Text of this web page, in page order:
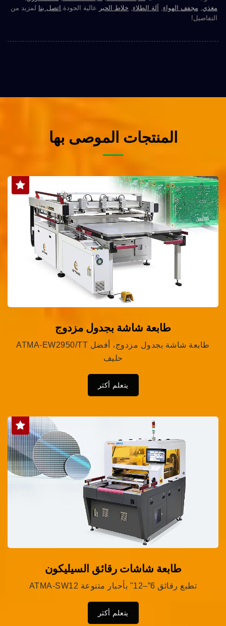
مغذي
مجفف الهواء آلة الطلاء خلاط الحبر عالية الجودة. اتصل بنا لمزيد من
التفاصيل!
المنتجات الموصى بها
طابعة شاشة بجدول مزدوج
ATMA-EW2950/TT طابعة شاشة بجدول مزدوج، أفضل
حليف
يتعلم أكثر
طابعة شاشات رقائق السيليكون
ATMA-SW12 تطبع رقائق 6”–12" بأحبار متنوعة
يتعلم أكثر